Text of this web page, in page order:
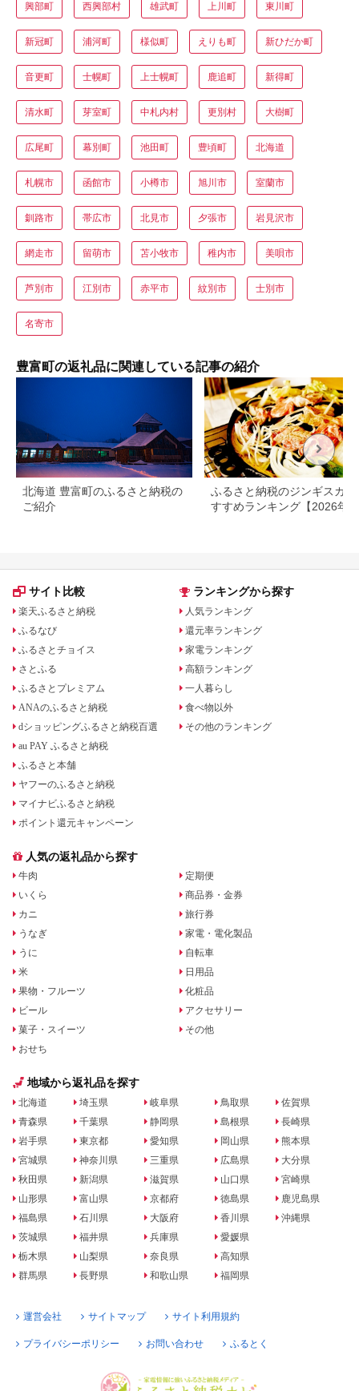
興部町 西興部村 雄武町 上川町 東川町
新冠町 浦河町 様似町 えりも町 新ひだか町
音更町 士幌町 上士幌町 鹿追町 新得町
清水町 芽室町 中札内村 更別村 大樹町
広尾町 幕別町 池田町 豊頃町 北海道
札幌市 函館市 小樽市 旭川市 室蘭市
釧路市 帯広市 北見市 夕張市 岩見沢市
網走市 留萌市 苫小牧市 稚内市 美唄市
芦別市 江別市 赤平市 紋別市 士別市
名寄市
豊富町の返礼品に関連している記事の紹介
北海道 豊富町のふるさと納税の
ご紹介
ふるさと納税のジンギスカン
すすめランキング【2026年
サイト比較
楽天ふるさと納税
ふるなび
ふるさとチョイス
さとふる
ふるさとプレミアム
ANAのふるさと納税
dショッピングふるさと納税百選
au PAY ふるさと納税
ふるさと本舗
ヤフーのふるさと納税
マイナビふるさと納税
ポイント還元キャンペーン
ランキングから探す
人気ランキング
還元率ランキング
家電ランキング
高額ランキング
一人暮らし
食べ物以外
その他のランキング
人気の返礼品から探す
牛肉
いくら
カニ
うなぎ
うに
米
果物・フルーツ
ビール
菓子・スイーツ
おせち
定期便
商品券・金券
旅行券
家電・電化製品
自転車
日用品
化粧品
アクセサリー
その他
地域から返礼品を探す
北海道
青森県
岩手県
宮城県
秋田県
山形県
福島県
茨城県
栃木県
群馬県
埼玉県
千葉県
東京都
神奈川県
新潟県
富山県
石川県
福井県
山梨県
長野県
岐阜県
静岡県
愛知県
三重県
滋賀県
京都府
大阪府
兵庫県
奈良県
和歌山県
鳥取県
島根県
岡山県
広島県
山口県
徳島県
香川県
愛媛県
高知県
福岡県
佐賀県
長崎県
熊本県
大分県
宮崎県
鹿児島県
沖縄県
運営会社 サイトマップ サイト利用規約
プライバシーポリシー お問い合わせ ふるとく